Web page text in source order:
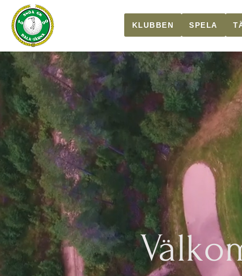
KLUBBEN SPELA